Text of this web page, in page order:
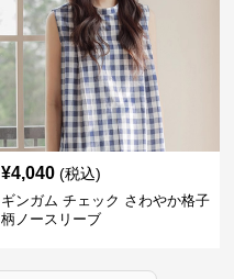
¥4,040 (税込)
ギンガム チェック さわやか格子
柄ノースリーブ